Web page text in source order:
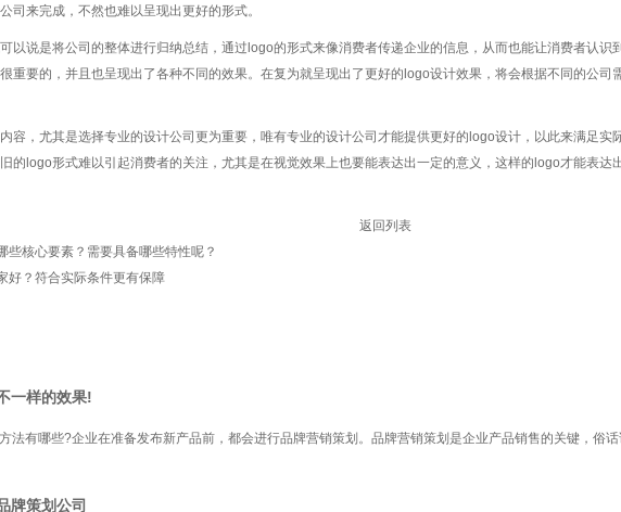
司来完成，不然也难以呈现出更好的形式。
说是将公司的整体进行归纳总结，通过logo的形式来像消费者传递企业的信息，从而也能让消费者认识
重要的，并且也呈现出了各种不同的效果。在复为就呈现出了更好的logo设计效果，将会根据不同的公
，尤其是选择专业的设计公司更为重要，唯有专业的设计公司才能提供更好的logo设计，以此来满足实
的logo形式难以引起消费者的关注，尤其是在视觉效果上也要能表达出一定的意义，这样的logo才能表
返回列表
些核心要素？需要具备哪些特性呢？
好？符合实际条件更有保障
一样的效果!
法有哪些?企业在准备发布新产品前，都会进行品牌营销策划。品牌营销策划是企业产品销售的关键，俗
牌策划公司